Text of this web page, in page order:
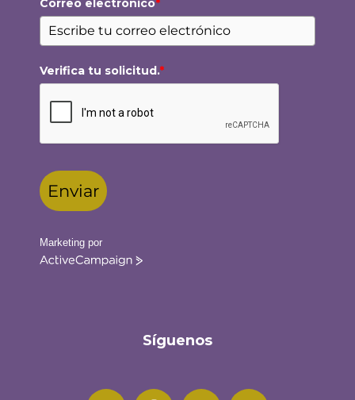
Correo electrónico*
Verifica tu solicitud.*
Enviar
Marketing por
ActiveCampaign
Síguenos